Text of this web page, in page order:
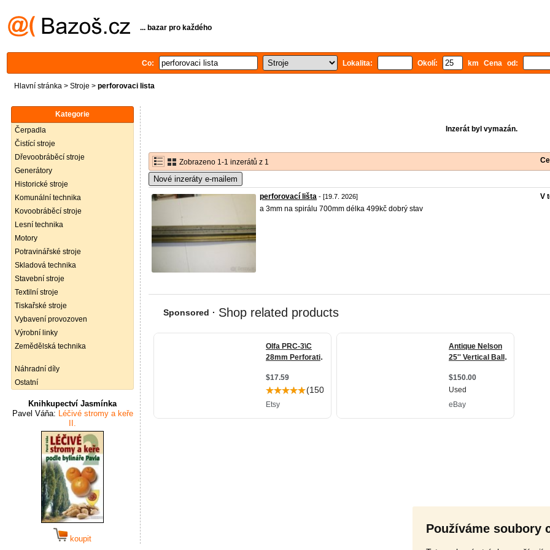
Používáme soubory
... bazar pro každého
Co: Lokalita: Okolí: km Cena od:
Hlavní stránka > Stroje > perforovaci lista
Kategorie
Čerpadla
Čistící stroje
Dřevoobráběcí stroje
Generátory
Historické stroje
Komunální technika
Kovoobráběcí stroje
Lesní technika
Motory
Potravinářské stroje
Skladová technika
Stavební stroje
Textilní stroje
Tiskařské stroje
Vybavení provozoven
Výrobní linky
Zemědělská technika
Náhradní díly
Ostatní
Knihkupectví Jasmínka
Pavel Váňa: Léčivé stromy a keře
II.
koupit
Inzerát byl vymazán.
Zobrazeno 1-1 inzerátů z 1
Nové inzeráty e-mailem
perforovací lišta - [19.7. 2026]
a 3mm na spirálu 700mm délka 499kč dobrý stav
V